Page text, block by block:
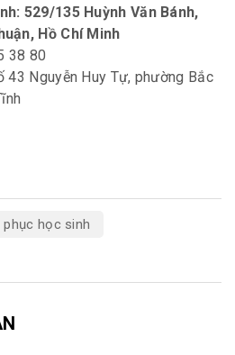
529/135 Huỳnh Văn Bánh,
Hồ Chí Minh
38 80
43 Nguyễn Huy Tự, phường Bắc
học sinh